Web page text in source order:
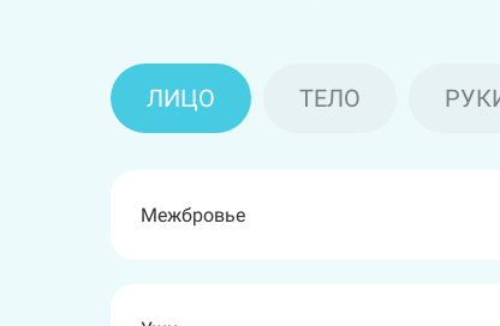
ЛИЦО ТЕЛО
Межбровье
Грудь
Подмышечные впадины
Голени + колени